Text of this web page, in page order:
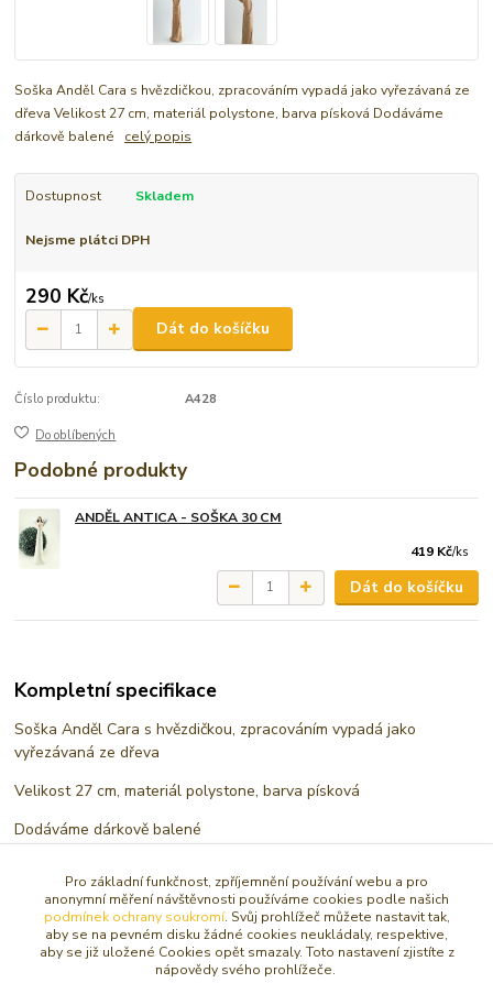
Soška Anděl Cara s hvězdičkou, zpracováním vypadá jako vyřezávaná ze
dřeva Velikost 27 cm, materiál polystone, barva písková Dodáváme
dárkově balené celý popis
Dostupnost Skladem
Nejsme plátci DPH
290 Kč/ks
Dát do košíčku
Číslo produktu: A428
Do oblíbených
Podobné produkty
ANDĚL ANTICA - SOŠKA 30 CM
419 Kč/ks
Dát do košíčku
Kompletní specifikace
Soška Anděl Cara s hvězdičkou, zpracováním vypadá jako
vyřezávaná ze dřeva
Velikost 27 cm, materiál polystone, barva písková
Dodáváme dárkově balené
Zboží zařazeno v kategoriích
Pro základní funkčnost, zpříjemnění používání webu a pro
anonymní měření návštěvnosti používáme cookies podle našich
podmínek ochrany soukromí. Svůj prohlížeč můžete nastavit tak,
aby se na pevném disku žádné cookies neukládaly, respektive,
aby se již uložené Cookies opět smazaly. Toto nastavení zjistíte z
nápovědy svého prohlížeče.